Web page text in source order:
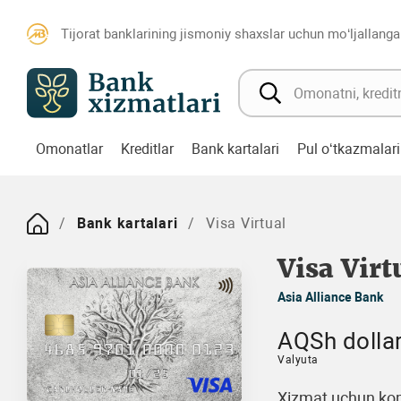
Tijorat banklarining jismoniy shaxslar uchun
Omonatlar Kreditlar Bank kartalari Pul o‘tkazmalari
Bank kartalari Visa Virtual
Visa
Asia Alliance Bank
AQSh
Valyuta